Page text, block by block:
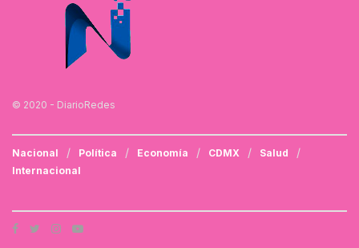
© 2020 - DiarioRedes
Nacional Política Economía CDMX
Salud
Internacional